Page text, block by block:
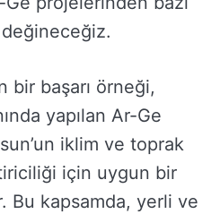
bir başarı örneği,
yapılan Ar-Ge
iklim ve toprak
için uygun bir
Bu kapsamda, yerli ve